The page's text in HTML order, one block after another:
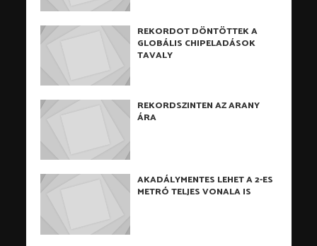
REKORDOT DÖNTÖTTEK A
GLOBÁLIS CHIPELADÁSOK
TAVALY
REKORDSZINTEN AZ ARANY
ÁRA
AKADÁLYMENTES LEHET A 2-ES
METRÓ TELJES VONALA IS